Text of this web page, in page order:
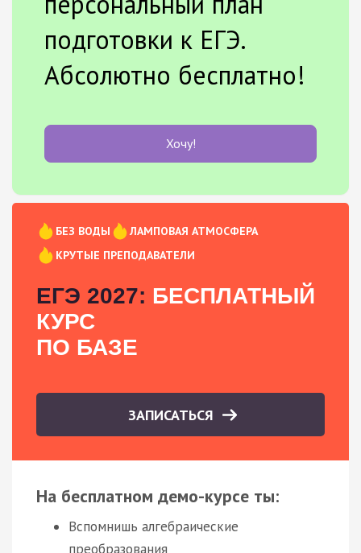
подготовки к ЕГЭ.
Абсолютно бесплатно!
Хочу!
БЕЗ ВОДЫ
ЛАМПОВАЯ АТМОСФЕРА
КРУТЫЕ ПРЕПОДАВАТЕЛИ
ЕГЭ 2027: БЕСПЛАТНЫЙ
КУРС
ПО БАЗЕ
ЗАПИСАТЬСЯ
На бесплатном демо-курсе ты:
Вспомнишь алгебраические
преобразования